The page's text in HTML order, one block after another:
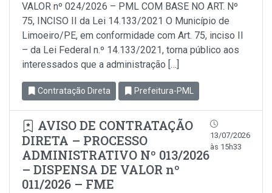
VALOR nº 024/2026 – PML COM BASE NO ART. Nº
75, INCISO II da Lei 14.133/2021 O Município de
Limoeiro/PE, em conformidade com Art. 75, inciso Il
– da Lei Federal n.º 14.133/2021, torna público aos
interessados que a administração […]
Contratação Direta Prefeitura-PML
AVISO DE CONTRATAÇÃO
DIRETA – PROCESSO
ADMINISTRATIVO Nº 013/2026
– DISPENSA DE VALOR nº
011/2026 – FME
13/07/2026
às 15h33